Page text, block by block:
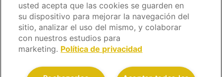
Aviso Legal Política de privacidad Política de cookies
usted acepta que las cookies se guarden en
su dispositivo para mejorar la navegación del
sitio, analizar el uso del mismo, y colaborar
con nuestros estudios para
marketing. Política de privacidad